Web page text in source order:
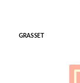
GRASSET